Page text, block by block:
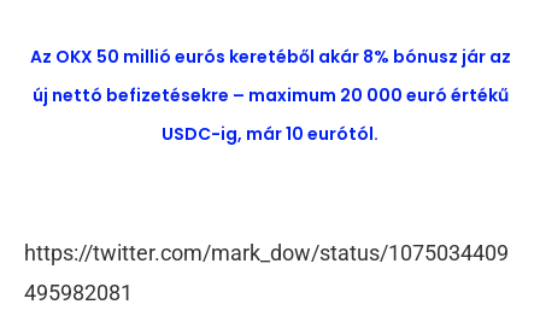
Az OKX 50 millió eurós keretéből akár 8% bónusz jár az
új nettó befizetésekre – maximum 20 000 euró értékű
USDC-ig, már 10 eurótól.
https://twitter.com/mark_dow/status/1075034409
495982081